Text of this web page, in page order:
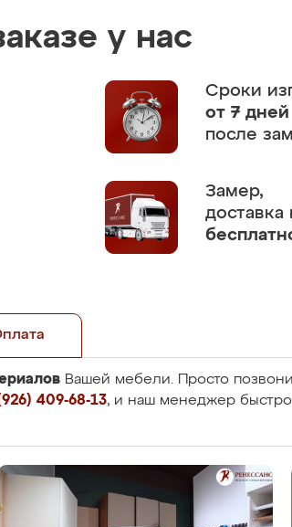
у нас
Сроки
от 7 дней
после
Замер,
Вашей мебели. Просто
409-68-13, и наш менеджер быстро